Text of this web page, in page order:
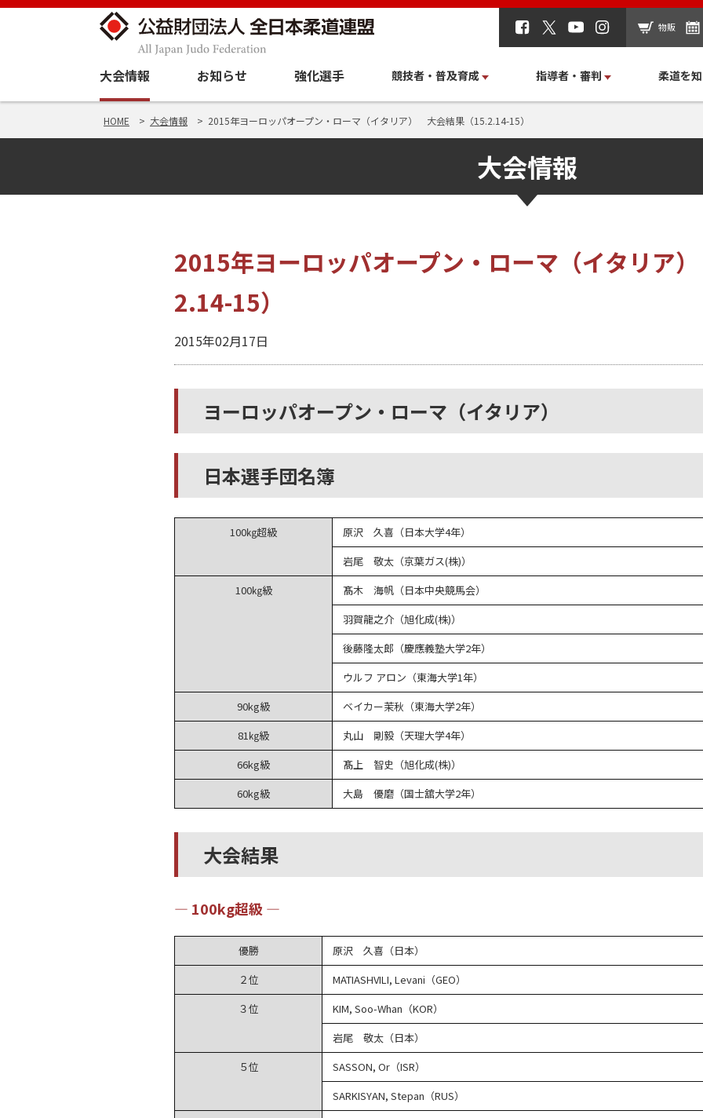
物販
大会情報 お知らせ 強化選手 競技者・普及育成 指導者・審判 柔道を
HOME 大会情報 2015年ヨーロッパオープン・ローマ（イタリア） 大会結果（15.2.14-15）
大会情報
2015年ヨーロッパオープン・ローマ（イタリア
2.14-15）
2015年02月17日
ヨーロッパオープン・ローマ（イタリア）
日本選手団名簿
100㎏超級
原沢 久喜（日本大学4年）
岩尾 敬太（京葉ガス(株)）
100㎏級
髙木 海帆（日本中央競馬会）
羽賀龍之介（旭化成(株)）
後藤隆太郎（慶應義塾大学2年）
ウルフ アロン（東海大学1年）
90kg級
ベイカー茉秋（東海大学2年）
81㎏級
丸山 剛毅（天理大学4年）
66kg級
髙上 智史（旭化成(株)）
60kg級
大島 優磨（国士舘大学2年）
大会結果
― 100kg超級 ―
優勝
原沢 久喜（日本）
２位
MATIASHVILI, Levani（GEO）
３位
KIM, Soo-Whan（KOR）
岩尾 敬太（日本）
５位
SASSON, Or（ISR）
SARKISYAN, Stepan（RUS）